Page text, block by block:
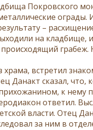
Покровского
–
на кладбище,
храма, встретил
Данакт сказал, что,
к нему
ответил.
власти. Отец
за ним в